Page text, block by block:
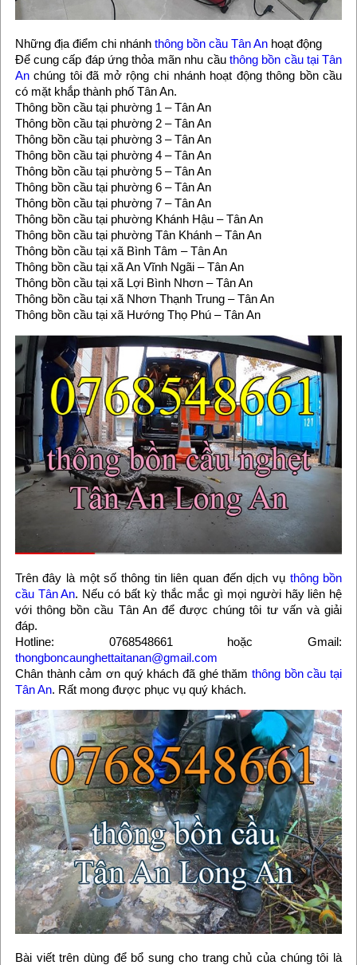
Những địa điểm chi nhánh thông bồn cầu Tân Anhoạt động
Để cung cấp đáp ứng thỏa mãn nhu cầu thông bồn cầu tại Tân
Anchúng tôi đã mở rộng chi nhánh hoạt động thông bồn cầu
có mặt khắp thành phố Tân An.
Thông bồn cầu tại phường 1 – Tân An
Thông bồn cầu tại phường 2 – Tân An
Thông bồn cầu tại phường 3 – Tân An
Thông bồn cầu tại phường 4 – Tân An
Thông bồn cầu tại phường 5 – Tân An
Thông bồn cầu tại phường 6 – Tân An
Thông bồn cầu tại phường 7 – Tân An
Thông bồn cầu tại phường Khánh Hậu – Tân An
Thông bồn cầu tại phường Tân Khánh – Tân An
Thông bồn cầu tại xã Bình Tâm – Tân An
Thông bồn cầu tại xã An Vĩnh Ngãi – Tân An
Thông bồn cầu tại xã Lợi Bình Nhơn – Tân An
Thông bồn cầu tại xã Nhơn Thạnh Trung – Tân An
Thông bồn cầu tại xã Hướng Thọ Phú – Tân An
Trên đây là một số thông tin liên quan đến dịch vụ thông bồn
cầu Tân An. Nếu có bất kỳ thắc mắc gì mọi người hãy liên hệ
với thông bồn cầu Tân An để được chúng tôi tư vấn và giải
đáp.
Hotline: 0768548661 hoặc Gmail:
thongboncaunghettaitanan@gmail.com
Chân thành cảm ơn quý khách đã ghé thămthông bồn cầu tại
Tân An. Rất mong được phục vụ quý khách.
Bài viết trên dùng để bổ sung cho trang chủ của chúng tôi là